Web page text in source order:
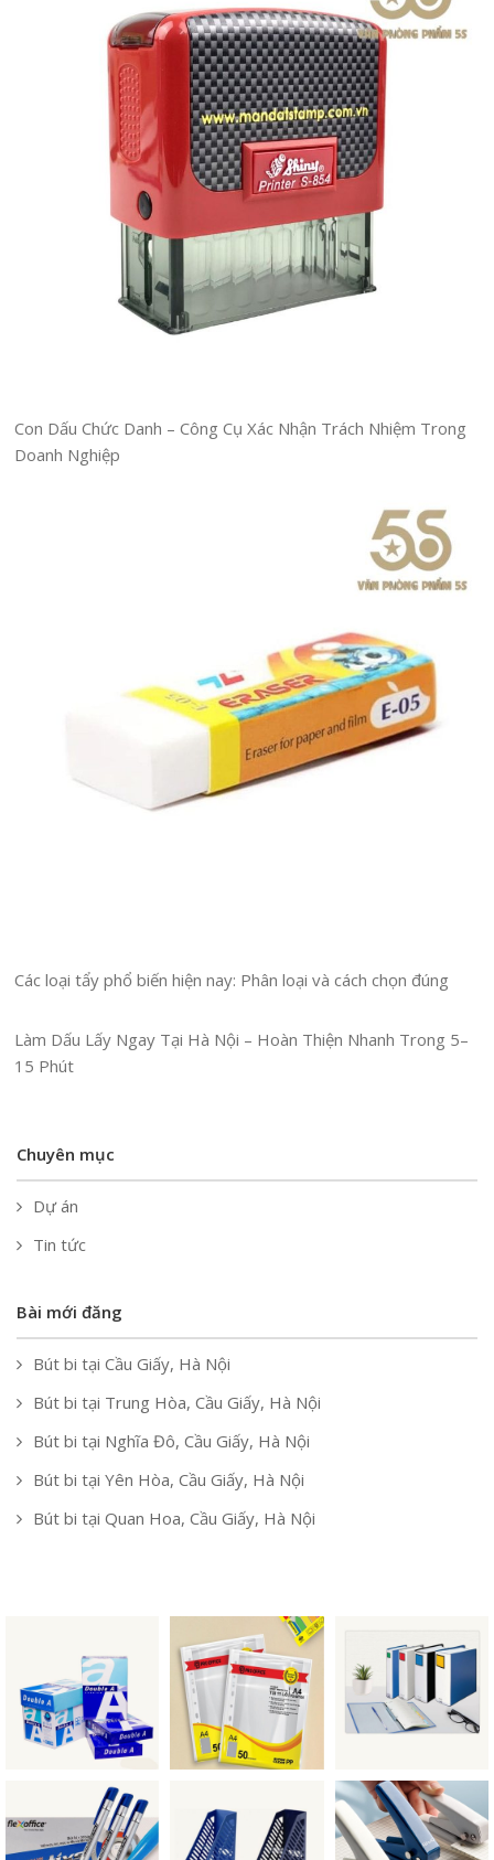
Con Dấu Chức Danh – Công Cụ Xác Nhận Trách Nhiệm Trong
Doanh Nghiệp
Các loại tẩy phổ biến hiện nay: Phân loại và cách chọn đúng
Làm Dấu Lấy Ngay Tại Hà Nội – Hoàn Thiện Nhanh Trong 5–
15 Phút
Chuyên mục
Dự án
Tin tức
Bài mới đăng
Bút bi tại Cầu Giấy, Hà Nội
Bút bi tại Trung Hòa, Cầu Giấy, Hà Nội
Bút bi tại Nghĩa Đô, Cầu Giấy, Hà Nội
Bút bi tại Yên Hòa, Cầu Giấy, Hà Nội
Bút bi tại Quan Hoa, Cầu Giấy, Hà Nội